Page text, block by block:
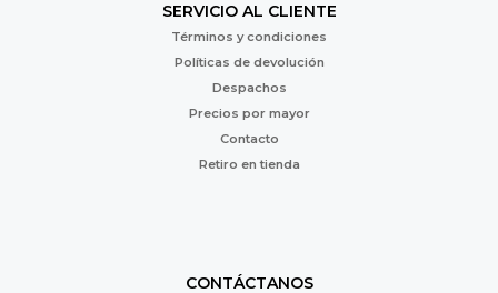
SERVICIO AL CLIENTE
Términos y condiciones
Políticas de devolución
Despachos
Precios por mayor
Contacto
Retiro en tienda
CONTÁCTANOS